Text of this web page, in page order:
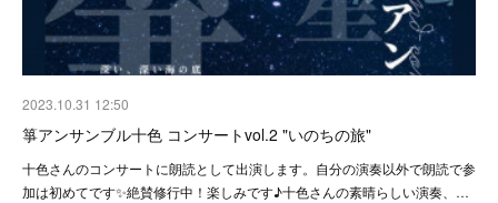
2023.10.31 12:50
箏アンサンブル十色 コンサートvol.2 "いのちの旅"
十色さんのコンサートに朗読として出演します。自分の演奏以外で朗読で参
加は初めてです✨絶賛修行中！楽しみです♪十色さんの素晴らしい演奏、…